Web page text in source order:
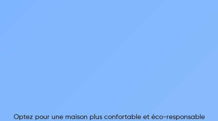
Optez pour une maison plus confortable et éco-responsable